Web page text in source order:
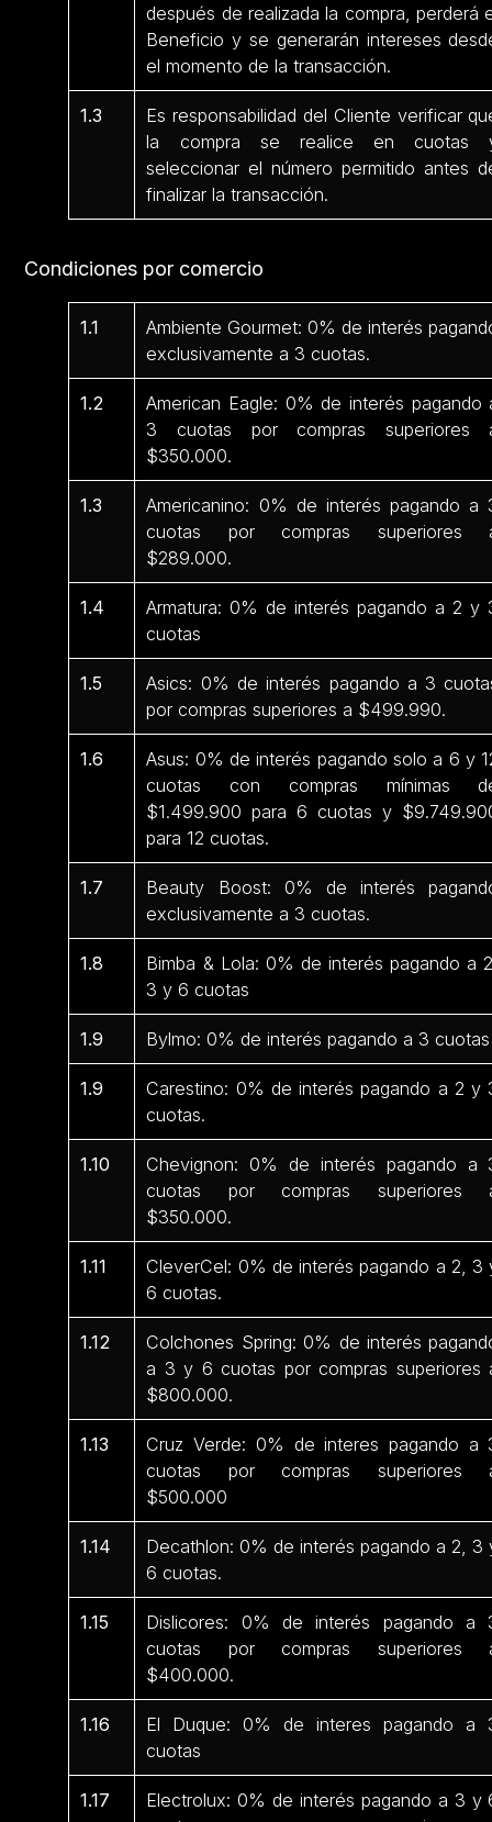
después de realizada la compra, perderá
Beneficio y se generarán intereses
el momento de la transacción.
1.3
Es responsabilidad del Cliente verificar
la compra se realice en cuotas
seleccionar el número permitido antes
finalizar la transacción.
Condiciones por comercio
1.1
Ambiente Gourmet: 0% de interés
exclusivamente a 3 cuotas.
1.2
American Eagle: 0% de interés pagando
3 cuotas por compras superiores
$350.000.
1.3
Americanino: 0% de interés pagando a
cuotas por compras superiores
$289.000.
1.4
Armatura: 0% de interés pagando a 2 y
cuotas
1.5
Asics: 0% de interés pagando a 3
por compras superiores a $499.990.
1.6
Asus: 0% de interés pagando solo a 6 y
cuotas con compras mínimas
$1.499.900 para 6 cuotas y
para 12 cuotas.
1.7
Beauty Boost: 0% de interés
exclusivamente a 3 cuotas.
1.8
Bimba & Lola: 0% de interés pagando a
3 y 6 cuotas
1.9 Bylmo: 0% de interés pagando a 3 cuotas
1.9
Carestino: 0% de interés pagando a 2 y
cuotas.
1.10
Chevignon: 0% de interés pagando a
cuotas por compras superiores
$350.000.
1.11
CleverCel: 0% de interés pagando a 2, 3
6 cuotas.
1.12
Colchones Spring: 0% de interés
a 3 y 6 cuotas por compras superiores
$800.000.
1.13
Cruz Verde: 0% de interes pagando a
cuotas por compras superiores
$500.000
1.14
Decathlon: 0% de interés pagando a 2, 3
6 cuotas.
1.15
Dislicores: 0% de interés pagando a
cuotas por compras superiores
$400.000.
1.16
El Duque: 0% de interes pagando a
cuotas
1.17
Electrolux: 0% de interés pagando a 3 y